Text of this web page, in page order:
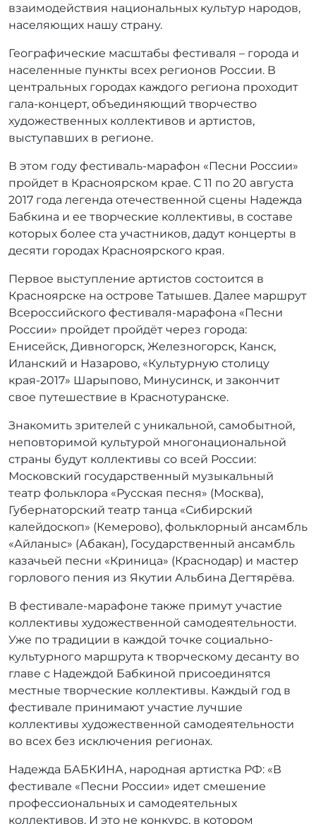
взаимодействия национальных культур народов,
населяющих нашу страну.
Географические масштабы фестиваля – города и
населенные пункты всех регионов России. В
центральных городах каждого региона проходит
гала-концерт, объединяющий творчество
художественных коллективов и артистов,
выступавших в регионе.
В этом году фестиваль-марафон «Песни России»
пройдет в Красноярском крае. С 11 по 20 августа
2017 года легенда отечественной сцены Надежда
Бабкина и ее творческие коллективы, в составе
которых более ста участников, дадут концерты в
десяти городах Красноярского края.
Первое выступление артистов состоится в
Красноярске на острове Татышев. Далее маршрут
Всероссийского фестиваля-марафона «Песни
России» пройдет пройдёт через города:
Енисейск, Дивногорск, Железногорск, Канск,
Иланский и Назарово, «Культурную столицу
края-2017» Шарыпово, Минусинск, и закончит
свое путешествие в Краснотуранске.
Знакомить зрителей с уникальной, самобытной,
неповторимой культурой многонациональной
страны будут коллективы со всей России:
Московский государственный музыкальный
театр фольклора «Русская песня» (Москва),
Губернаторский театр танца «Сибирский
калейдоскоп» (Кемерово), фольклорный ансамбль
«Айланыс» (Абакан), Государственный ансамбль
казачьей песни «Криница» (Краснодар) и мастер
горлового пения из Якутии Альбина Дегтярёва.
В фестивале-марафоне также примут участие
коллективы художественной самодеятельности.
Уже по традиции в каждой точке социально-
культурного маршрута к творческому десанту во
главе с Надеждой Бабкиной присоединятся
местные творческие коллективы. Каждый год в
фестивале принимают участие лучшие
коллективы художественной самодеятельности
во всех без исключения регионах.
Надежда БАБКИНА, народная артистка РФ: «В
фестивале «Песни России» идет смешение
профессиональных и самодеятельных
коллективов. И это не конкурс, в котором